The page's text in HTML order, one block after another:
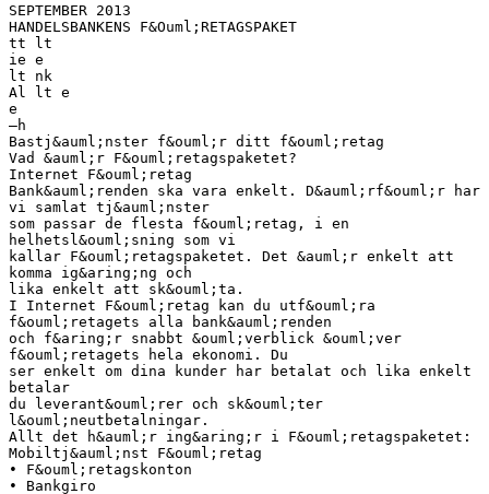
SEPTEMBER 2013
HANDELSBANKENS F&Ouml;RETAGSPAKET
tt lt
ie e
lt nk
Al lt e
e
–h
Bastj&auml;nster f&ouml;r ditt f&ouml;retag
Vad &auml;r F&ouml;retagspaketet?
Internet F&ouml;retag
Bank&auml;renden ska vara enkelt. D&auml;rf&ouml;r har
vi samlat tj&auml;nster
som passar de flesta f&ouml;retag, i en
helhetsl&ouml;sning som vi
kallar F&ouml;retagspaketet. Det &auml;r enkelt att
komma ig&aring;ng och
lika enkelt att sk&ouml;ta.
I Internet F&ouml;retag kan du utf&ouml;ra
f&ouml;retagets alla bank&auml;renden
och f&aring;r snabbt &ouml;verblick &ouml;ver
f&ouml;retagets hela ekonomi. Du
ser enkelt om dina kunder har betalat och lika enkelt
betalar
du leverant&ouml;rer och sk&ouml;ter
l&ouml;neutbetalningar.
Allt det h&auml;r ing&aring;r i F&ouml;retagspaketet:
Mobiltj&auml;nst F&ouml;retag
• F&ouml;retagskonton
• Bankgiro